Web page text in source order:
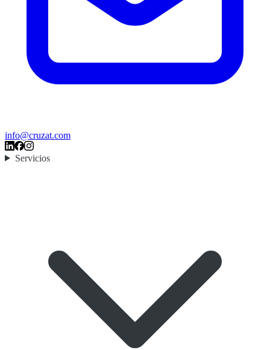
info@cruzat.com
Servicios